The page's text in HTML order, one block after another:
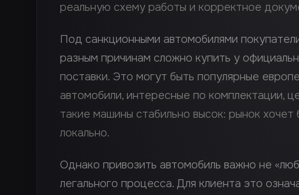
реальную схему работы и корректное
Под санкционными автомобилями
разным причинам сложно купить у
поставки. Это могут быть популярные
автомобили, интересные по комплектации,
такие машины стабильно высок: рынок
локально.
Однако привозить автомобиль важно не
легального процесса. Для клиента это